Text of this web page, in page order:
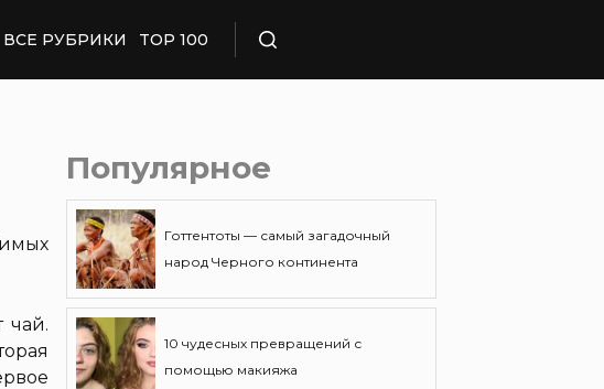
ВСЕ РУБРИКИ TOP 100
чай.
Популярное
Готтентоты — самый загадочный
народ Черного континента
10 чудесных превращений с
помощью макияжа